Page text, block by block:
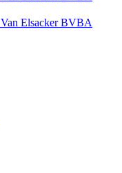
Van Elsacker BVBA